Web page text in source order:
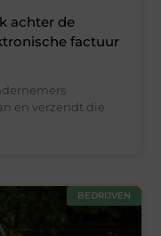
achter de
factuur
en verzendt die
BEDRIJVEN